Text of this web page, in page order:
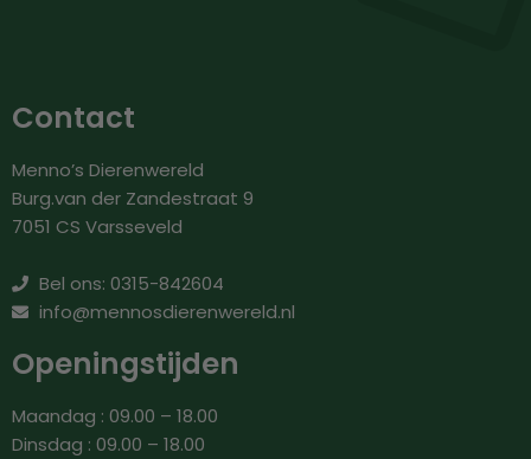
Contact
Menno’s Dierenwereld
Burg.van der Zandestraat 9
7051 CS Varsseveld
Bel ons: 0315-842604
info@mennosdierenwereld.nl
Openingstijden
Maandag : 09.00 – 18.00
Dinsdag : 09.00 – 18.00